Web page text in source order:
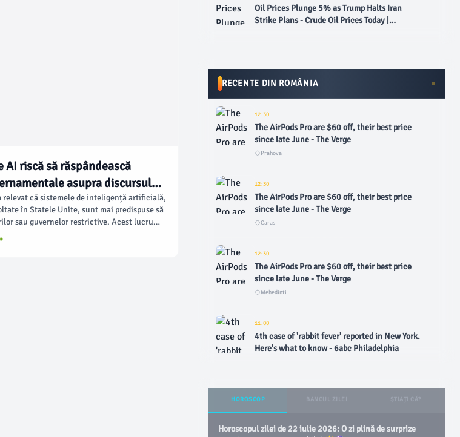
riscă să răspândească
asupra discursului
studiu
relevat că sistemele de inteligență artificială,
în Statele Unite, sunt mai predispuse să
sau guvernelor restrictive. Acest lucru
de influența guvernamentală asupra
pe măsură ce tehnologia devine din ce în ce
Oil Prices Plunge 5% as Trump Halts Iran
Strike Plans - Crude Oil Prices Today |
RECENTE DIN ROMÂNIA
12:30
The AirPods Pro are $60 off, their best price
since late June - The Verge
Prahova
12:30
The AirPods Pro are $60 off, their best price
since late June - The Verge
Caras
12:30
The AirPods Pro are $60 off, their best price
since late June - The Verge
Mehedinti
11:00
4th case of 'rabbit fever' reported in New York.
Here's what to know - 6abc Philadelphia
Sibiu
HOROSCOP
Horoscopul zilei de 22 iulie 2026: O zi plină de surprize